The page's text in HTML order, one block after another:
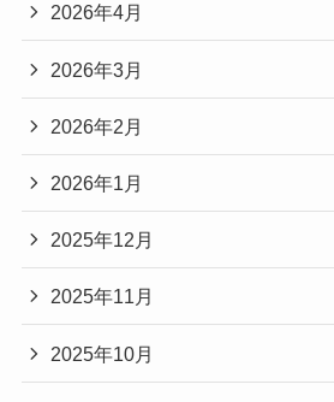
2026年4月
2026年3月
2026年2月
2026年1月
2025年12月
2025年11月
2025年10月